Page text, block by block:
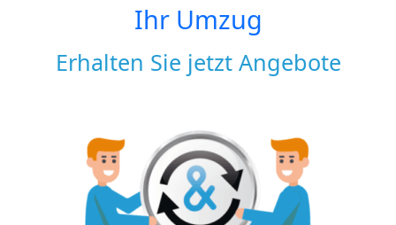
Ihr Umzug
Erhalten Sie jetzt Angebote